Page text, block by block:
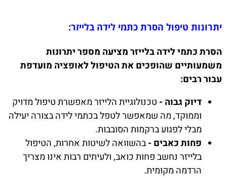
יתרונות טיפול הסרת כתמי לידה בלייזר:
הסרת כתמי לידה בלייזר מציעה מספר יתרונות
משמעותיים שהופכים את הטיפול לאופציה מועדפת
עבור רבים:
דיוק גבוה - טכנולוגיית הלייזר מאפשרת טיפול מדויק
וממוקד, מה שמאפשר לטפל בכתמי לידה בצורה יעילה
מבלי לפגוע ברקמות הסובבות.
פחות כאבים -בהשוואה לשיטות אחרות, הטיפול
בלייזר נחשב פחות כואב, ולעיתים רבות אינו מצריך
הרדמה מקומית.